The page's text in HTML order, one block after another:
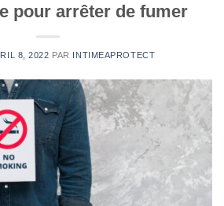
pour arrêter de fumer
8, 2022 PAR INTIMEAPROTECT